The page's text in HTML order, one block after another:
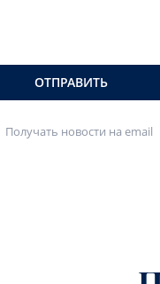
ОТПРАВИТЬ
Получать новости на email